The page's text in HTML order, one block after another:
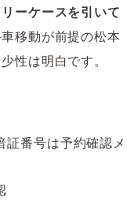
ーケースを引いて
移動が前提の松本
性は明白です。
証番号は予約確認メ